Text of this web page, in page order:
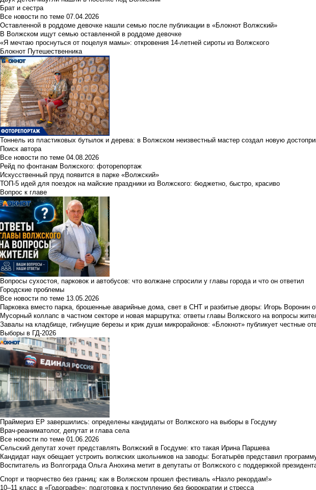
Брат и сестра
Все новости по теме 07.04.2026
Оставленной в роддоме девочке нашли семью после публикации в «Блокнот Волжский»
В Волжском ищут семью оставленной в роддоме девочке
«Я мечтаю проснуться от поцелуя мамы»: откровения 14-летней сироты из Волжского
Блокнот Путешественника
Тоннель из пластиковых бутылок и дерева: в Волжском неизвестный мастер создал новую
Поиск автора
Все новости по теме 04.08.2026
Рейд по фонтанам Волжского: фоторепортаж
Искусственный пруд появится в парке «Волжский»
ТОП-5 идей для поездок на майские праздники из Волжского: бюджетно, быстро, красиво
Вопрос к главе
Вопросы сухостоя, парковок и автобусов: что волжане спросили у главы города и что он ответил
Городские проблемы
Все новости по теме 13.05.2026
Парковка вместо парка, брошенные аварийные дома, свет в СНТ и разбитые дворы: Игорь Воронин
Мусорный коллапс в частном секторе и новая маршрутка: ответы главы Волжского на вопросы
Завалы на кладбище, гибнущие березы и крик души микрорайонов: «Блокнот» публикует честные
Выборы в ГД-2026
Праймериз ЕР завершились: определены кандидаты от Волжского на выборы в Госдуму
Врач-реаниматолог, депутат и глава села
Все новости по теме 01.06.2026
Сельский депутат хочет представлять Волжский в Госдуме: кто такая Ирина Паршева
Кандидат наук обещает устроить волжских школьников на заводы: Богатырёв представил
Воспитатель из Волгограда Ольга Анохина метит в депутаты от Волжского с поддержкой
Спорт и творчество без границ: как в Волжском прошел фестиваль «Назло рекордам!»
10–11 класс в «Годографе»: подготовка к поступлению без бюрократии и стресса